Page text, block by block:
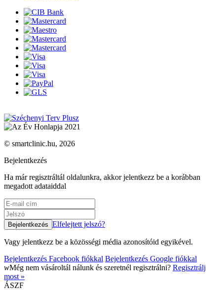
© smartclinic.hu, 2026
Bejelentkezés
Ha már regisztráltál oldalunkra, akkor jelentkezz be a korábban
megadott adataiddal
Elfelejtett jelszó?
Vagy jelentkezz be a közösségi média azonosítóid egyikével.
Bejelentkezés Facebook fiókkal Bejelentkezés Google fiókkal
wMég nem vásároltál nálunk és szeretnél regisztrálni? Regisztrálj
most »
ÁSZF